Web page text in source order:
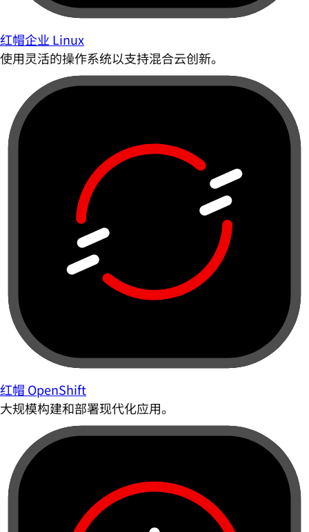
红帽企业 Linux
使用灵活的操作系统以支持混合云创新。
红帽 OpenShift
大规模构建和部署现代化应用。